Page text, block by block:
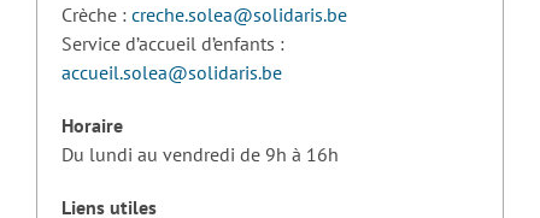
Crèche : creche.solea@solidaris.be
Service d’accueil d’enfants :
accueil.solea@solidaris.be
Horaire
Du lundi au vendredi de 9h à 16h
Liens utiles